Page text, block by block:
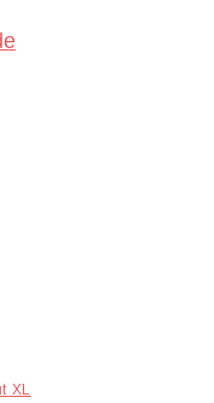
XL